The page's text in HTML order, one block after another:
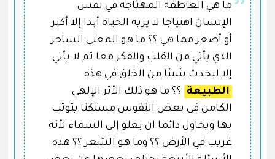
ما هي العاطفة المهتاجة في نفس
الإنسان اهتياجا لا يريه الحياة أبدا إلا أكبر
أو أصغر مما هي ؟؟ ما هو المعنى الساحر
الذي يأتي من القلب والفكر معا ثم لا يأتي
إلا ليحدث شيئا من الخلق في هذه
الطبيعة
؟؟ ما هو ذلك الأثر الإلهي
الكامن في بعض النفوس مستكنا يتوثب
بها ويحاول دائما ان يعلو إلى السماء لأنه
غريب في الأرض ؟؟ وما هو الشعر ؟؟ هذه